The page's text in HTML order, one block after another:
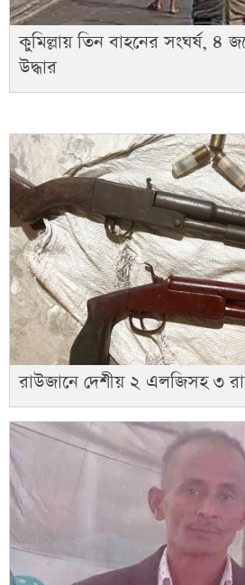
কুমিল্লায় তিন বাহনের সংঘর্ষ, ৪
উদ্ধার
রাউজানে দেশীয় ২ এলজিসহ ৩